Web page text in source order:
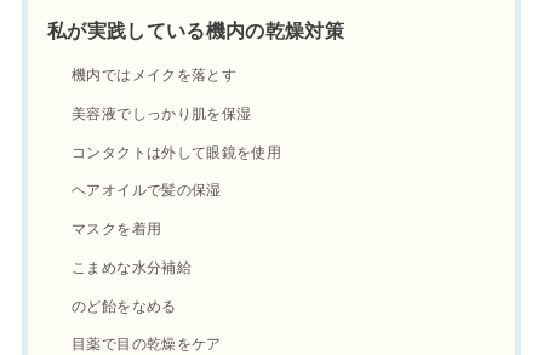
私が実践している機内の乾燥対策
機内ではメイクを落とす
美容液でしっかり肌を保湿
コンタクトは外して眼鏡を使用
ヘアオイルで髪の保湿
マスクを着用
こまめな水分補給
のど飴をなめる
目薬で目の乾燥をケア